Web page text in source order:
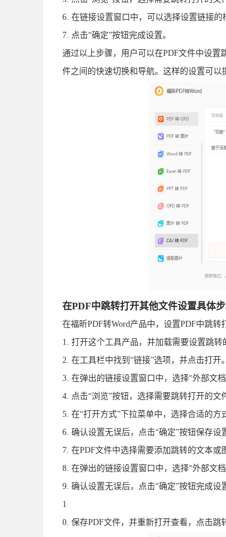
6. 在链接设置窗口中，可以选择设置链接的
7. 点击“确定”按钮完成设置。
通过以上步骤，用户可以在PDF文件中设
件之间的快速切换和导航。这样的设置可以
在PDF中跳转打开其他文件设置具体
在福昕PDF转Word产品中，设置PDF中跳转
1. 打开这个工具产品，并加载需要设置跳转
2. 在工具栏中找到“链接”选项，并点击打开。
3. 在弹出的链接设置窗口中，选择“外部文档
4. 点击“浏览”按钮，选择需要跳转打开的文
5. 在“打开方式”下拉菜单中，选择合适的方
6. 确认设置无误后，点击“确定”按钮保存设
7. 在PDF文件中选择需要添加跳转的文本或
8. 在弹出的链接设置窗口中，选择“外部文
9. 确认设置无误后，点击“确定”按钮完成设
1
0. 保存PDF文件，并重新打开查看，点击跳